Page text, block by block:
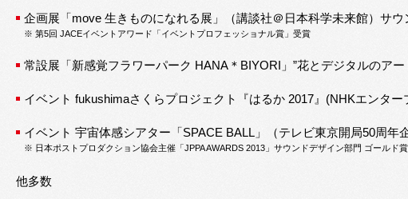
企画展「move 生きものになれる展」（講談社＠日本科学未来館）サウ
※ 第5回 JACEイベントアワード「イベントプロフェッショナル賞」受賞
常設展「新感覚フラワーパーク HANA＊BIYORI」”花とデジタルのア
イベント fukushimaさくらプロジェクト『はるか 2017』(NHKエンタ
イベント 宇宙体感シアター「SPACE BALL」（テレビ東京開局50周年
※ 日本ポストプロダクション協会主催「JPPA AWARDS 2013」サウンドデザイン部門 ゴールド
他多数